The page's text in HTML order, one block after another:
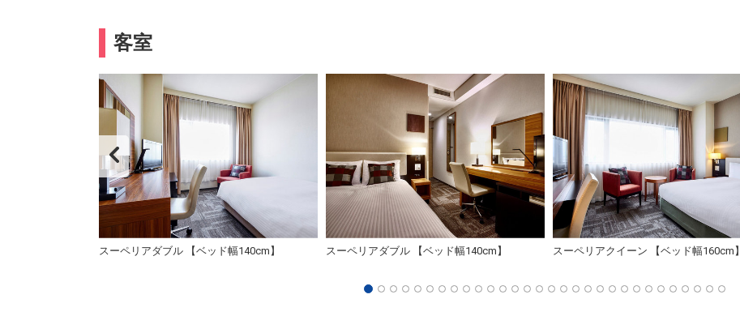
客室
スーペリアダブル 【ベッド幅140cm】 スーペリアダブル 【ベッド幅140cm】 スーペリアクイーン 【ベッド幅160cm】